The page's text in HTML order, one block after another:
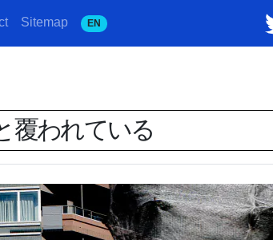
Sitemap EN
覆われている